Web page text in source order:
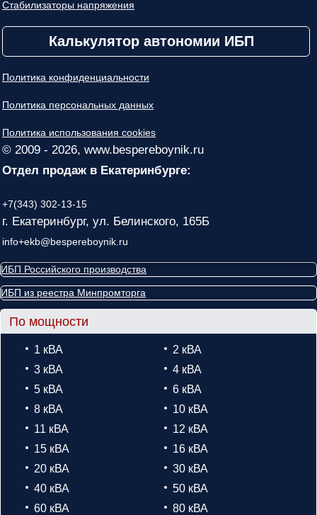
Стабилизаторы напряжения
Калькулятор автономии ИБП
Политика конфиденциальности
Политика персональных данных
Политика использования cookies
© 2009 - 2026, www.bespereboynik.ru
Отдел продаж в Екатеринбурге:
+7(343) 302-13-15
г. Екатеринбург, ул. Белинского, 165Б
info+ekb@bespereboynik.ru
ИБП Российского производства
ИБП из реестра Минпромторга
По мощности
1 кВА
2 кВА
3 кВА
4 кВА
5 кВА
6 кВА
8 кВА
10 кВА
11 кВА
12 кВА
15 кВА
16 кВА
20 кВА
30 кВА
40 кВА
50 кВА
60 кВА
80 кВА